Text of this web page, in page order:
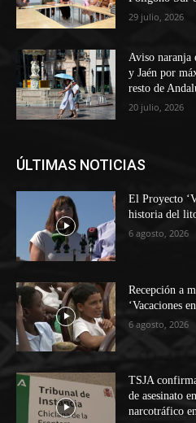
29 julio, 2026
Aviso naranja
y Jaén por
resto de
20 julio, 2026
ÚLTIMAS NOTICIAS
El Proyecto
historia del
6 agosto, 2026
Recepción a
‘Vacaciones
6 agosto, 2026
TSJA
de asesinato
narcotráfico